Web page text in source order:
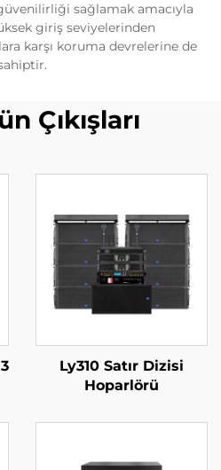
sağlamak amacıyla
giriş seviyelerinden
karşı koruma devrelerine de
Çıkışları
Ly310 Satır Dizisi
Hoparlörü